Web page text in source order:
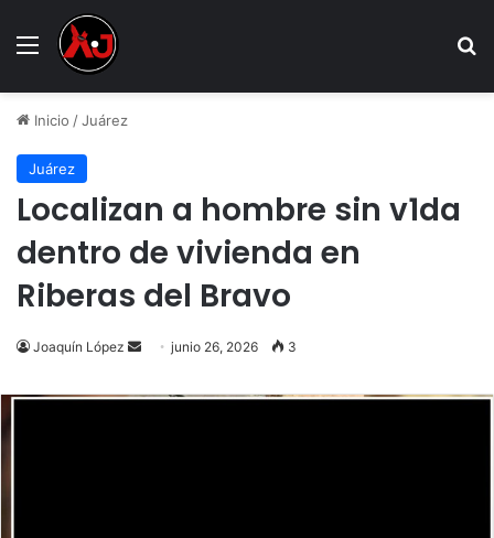
Menu
Inicio /Juárez
Juárez
Localizan a hombre sin v1da
dentro de vivienda en
Riberas del Bravo
Joaquín López
Send
email
junio 26, 2026 3